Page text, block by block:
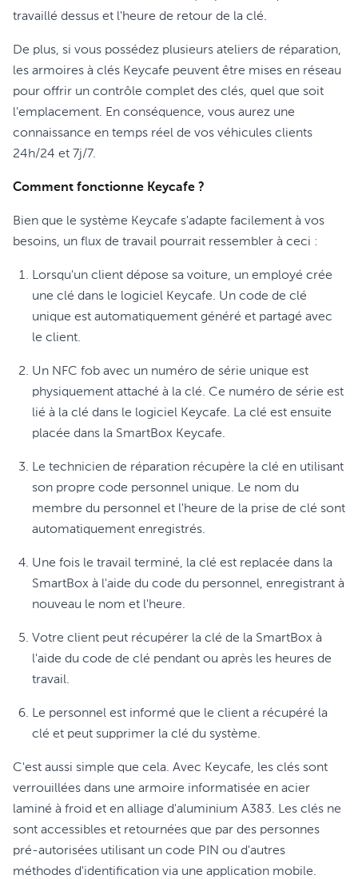
travaillé dessus et l'heure de retour de la clé.
De plus, si vous possédez plusieurs ateliers de réparation,
les armoires à clés Keycafe peuvent être mises en réseau
pour offrir un contrôle complet des clés, quel que soit
l'emplacement. En conséquence, vous aurez une
connaissance en temps réel de vos véhicules clients
24h/24 et 7j/7.
Comment fonctionne Keycafe ?
Bien que le système Keycafe s'adapte facilement à vos
besoins, un flux de travail pourrait ressembler à ceci :
Lorsqu'un client dépose sa voiture, un employé crée
une clé dans le logiciel Keycafe. Un code de clé
unique est automatiquement généré et partagé avec
le client.
Un NFC fob avec un numéro de série unique est
physiquement attaché à la clé. Ce numéro de série est
lié à la clé dans le logiciel Keycafe. La clé est ensuite
placée dans la SmartBox Keycafe.
Le technicien de réparation récupère la clé en utilisant
son propre code personnel unique. Le nom du
membre du personnel et l'heure de la prise de clé sont
automatiquement enregistrés.
Une fois le travail terminé, la clé est replacée dans la
SmartBox à l'aide du code du personnel, enregistrant à
nouveau le nom et l'heure.
Votre client peut récupérer la clé de la SmartBox à
l'aide du code de clé pendant ou après les heures de
travail.
Le personnel est informé que le client a récupéré la
clé et peut supprimer la clé du système.
C'est aussi simple que cela. Avec Keycafe, les clés sont
verrouillées dans une armoire informatisée en acier
laminé à froid et en alliage d'aluminium A383. Les clés ne
sont accessibles et retournées que par des personnes
pré-autorisées utilisant un code PIN ou d'autres
méthodes d'identification via une application mobile.